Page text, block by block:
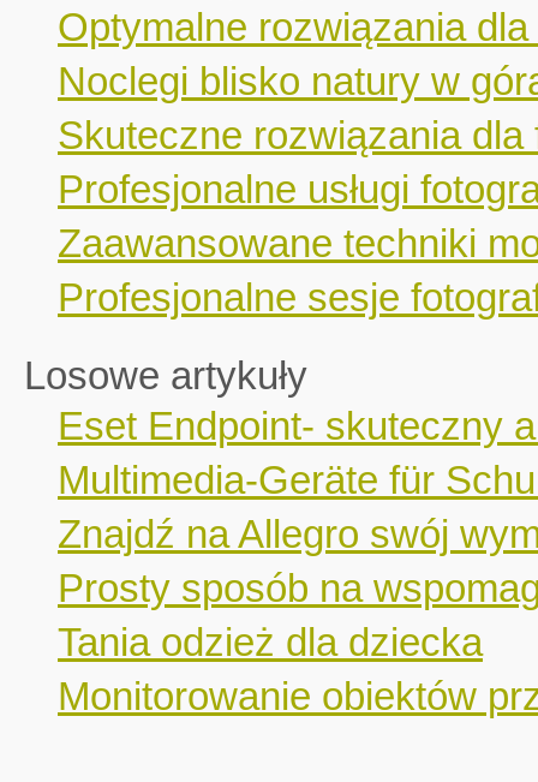
Optymalne rozwiązania dla
Noclegi blisko natury w
Skuteczne rozwiązania
Profesjonalne usługi
Zaawansowane techniki
Profesjonalne sesje
Losowe artykuły
Eset Endpoint- skuteczny
Multimedia-Geräte für
Znajdź na Allegro swój
Prosty sposób na
Tania odzież dla dziecka
Monitorowanie obiektów